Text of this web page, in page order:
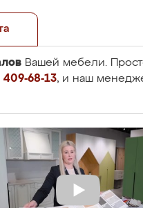
Вашей мебели.
409-68-13, и наш